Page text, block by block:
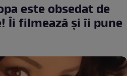
este obsedat de
Îi filmează și îi pune